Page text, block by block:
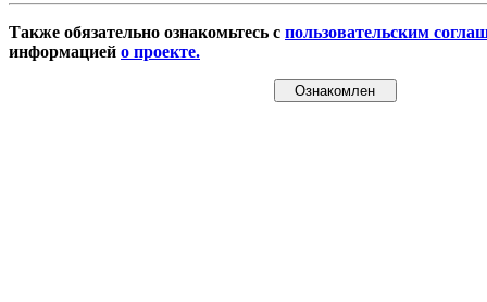
Также обязательно ознакомьтесь с пользовательским
информацией о проекте.
Ознакомлен